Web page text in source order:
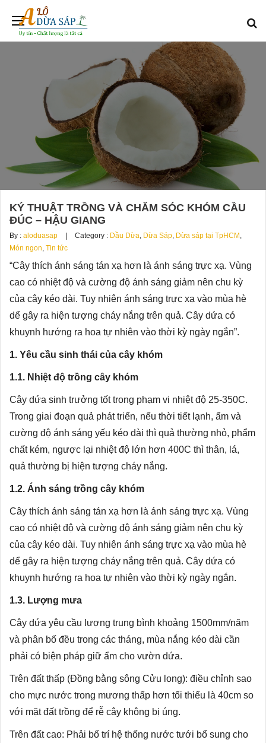
KÝ THUẬT TRỒNG VÀ CHĂM SÓC KHÓM CẦU
ĐÚC – HẬU GIANG
By : aloduasap Category : Dầu Dừa, Dừa Sáp, Dừa sáp tại TpHCM ,
Món ngon, Tin tức
“Cây thích ánh sáng tán xạ hơn là ánh sáng trực xạ. Vùng
cao có nhiệt độ và cường độ ánh sáng giảm nên chu kỳ
của cây kéo dài. Tuy nhiên ánh sáng trực xạ vào mùa hè
dể gây ra hiện tượng cháy nắng trên quả. Cây dứa có
khuynh hướng ra hoa tự nhiên vào thời kỳ ngày ngắn”.
1. Yêu cầu sinh thái của cây khóm
1.1. Nhiệt độ trồng cây khóm
Cây dứa sinh trưởng tốt trong phạm vi nhiệt độ 25-350C.
Trong giai đoạn quả phát triển, nếu thời tiết lạnh, ẩm và
cường độ ánh sáng yếu kéo dài thì quả thường nhỏ, phẩm
chất kém, ngược lại nhiệt độ lớn hơn 400C thì thân, lá,
quả thường bị hiện tượng cháy nắng.
1.2. Ánh sáng trồng cây khóm
Cây thích ánh sáng tán xạ hơn là ánh sáng trực xạ. Vùng
cao có nhiệt độ và cường độ ánh sáng giảm nên chu kỳ
của cây kéo dài. Tuy nhiên ánh sáng trực xạ vào mùa hè
dể gây ra hiện tượng cháy nắng trên quả. Cây dứa có
khuynh hướng ra hoa tự nhiên vào thời kỳ ngày ngắn.
1.3. Lượng mưa
Cây dứa yêu cầu lượng trung bình khoảng 1500mm/năm
và phân bố đều trong các tháng, mùa nắng kéo dài cần
phải có biện pháp giữ ẩm cho vườn dứa.
Trên đất thấp (Đồng bằng sông Cửu long): điều chỉnh sao
cho mực nước trong mương thấp hơn tối thiểu là 40cm so
với mặt đất trồng để rễ cây không bị úng.
Trên đất cao: Phải bố trí hệ thống nước tưới bổ sung cho